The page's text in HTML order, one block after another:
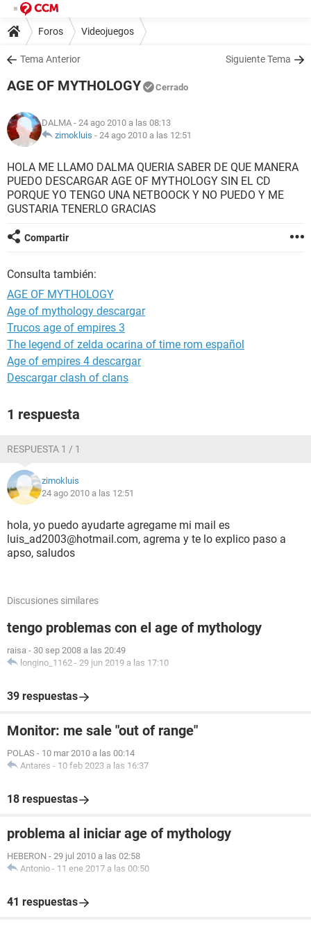
Foros Videojuegos
Tema Anterior Siguiente Tema
AGE OF MYTHOLOGY Cerrado
DALMA - 24 ago 2010 a las 08:13
zimokluis - 24 ago 2010 a las 12:51
HOLA ME LLAMO DALMA QUERIA SABER DE QUE MANERA
PUEDO DESCARGAR AGE OF MYTHOLOGY SIN EL CD
PORQUE YO TENGO UNA NETBOOCK Y NO PUEDO Y ME
GUSTARIA TENERLO GRACIAS
Compartir
Consulta también:
AGE OF MYTHOLOGY
Age of mythology descargar
Trucos age of empires 3
The legend of zelda ocarina of time rom español
Age of empires 4 descargar
Descargar clash of clans
1 respuesta
RESPUESTA 1 / 1
zimokluis
24 ago 2010 a las 12:51
hola, yo puedo ayudarte agregame mi mail es
luis_ad2003@hotmail.com, agrema y te lo explico paso a
apso, saludos
Discusiones similares
tengo problemas con el age of mythology
raisa - 30 sep 2008 a las 20:49
longino_1162 - 29 jun 2019 a las 17:10
39 respuestas
Monitor: me sale "out of range"
POLAS - 10 mar 2010 a las 00:14
Antares - 10 feb 2023 a las 16:37
18 respuestas
problema al iniciar age of mythology
HEBERON - 29 jul 2010 a las 02:58
Antonio - 11 ene 2017 a las 00:50
41 respuestas